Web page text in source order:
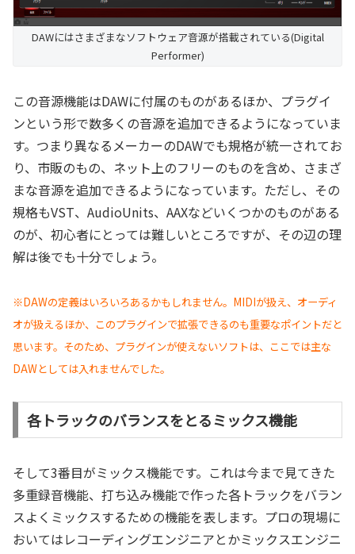
DAWにはさまざまなソフトウェア音源が搭載されている(Digital
Performer)
この音源機能はDAWに付属のものがあるほか、プラグイ
ンという形で数多くの音源を追加できるようになっていま
す。つまり異なるメーカーのDAWでも規格が統一されてお
り、市販のもの、ネット上のフリーのものを含め、さまざ
まな音源を追加できるようになっています。ただし、その
規格もVST、AudioUnits、AAXなどいくつかのものがある
のが、初心者にとっては難しいところですが、その辺の理
解は後でも十分でしょう。
※DAWの定義はいろいろあるかもしれません。MIDIが扱え、オーディ
オが扱えるほか、このプラグインで拡張できるのも重要なポイントだと
思います。そのため、プラグインが使えないソフトは、ここでは主な
DAWとしては入れませんでした。
各トラックのバランスをとるミックス機能
そして3番目がミックス機能です。これは今まで見てきた
多重録音機能、打ち込み機能で作った各トラックをバラン
スよくミックスするための機能を表します。プロの現場に
おいてはレコーディングエンジニアとかミックスエンジニ